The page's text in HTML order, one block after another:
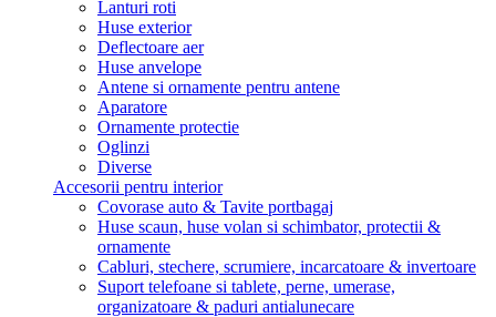
Lanturi roti
Huse exterior
Deflectoare aer
Huse anvelope
Antene si ornamente pentru antene
Aparatore
Ornamente protectie
Oglinzi
Diverse
Accesorii pentru interior
Covorase auto & Tavite portbagaj
Huse scaun, huse volan si schimbator, protectii &
ornamente
Cabluri, stechere, scrumiere, incarcatoare & invertoare
Suport telefoane si tablete, perne, umerase,
organizatoare & paduri antialunecare